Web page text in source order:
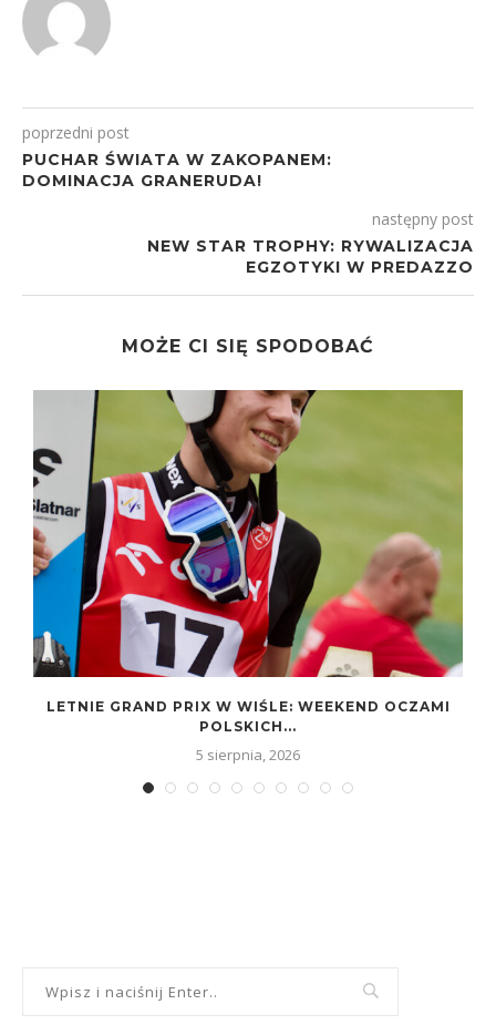
poprzedni post
PUCHAR ŚWIATA W ZAKOPANEM:
DOMINACJA GRANERUDA!
następny post
NEW STAR TROPHY: RYWALIZACJA
EGZOTYKI W PREDAZZO
MOŻE CI SIĘ SPODOBAĆ
LETNIE GRAND PRIX W WIŚLE: WEEKEND OCZAMI
POLSKICH...
5 sierpnia, 2026